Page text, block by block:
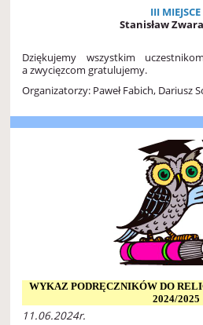
III MIEJSCE
Stanisław
Dziękujemy wszystkim
a zwycięzcom gratulujemy.
Organizatorzy: Paweł Fabich, Dariusz
WYKAZ PODRĘCZNIKÓW DO
2024/2025
11.06.2024r.